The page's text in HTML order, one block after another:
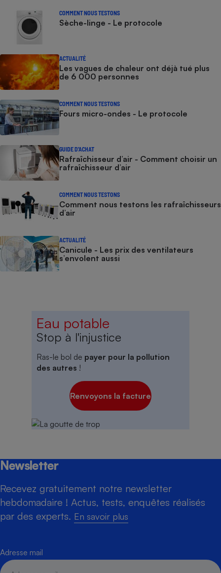
COMMENT NOUS TESTONS
Sèche-linge - Le protocole
ACTUALITÉ
Les vagues de chaleur ont déjà tué plus
de 6 000 personnes
COMMENT NOUS TESTONS
Fours micro-ondes - Le protocole
GUIDE D'ACHAT
Rafraîchisseur d’air - Comment choisir un
rafraîchisseur d’air
COMMENT NOUS TESTONS
Comment nous testons les rafraîchisseurs
d’air
ACTUALITÉ
Canicule - Les prix des ventilateurs
s’envolent aussi
Eau potable
Stop à l'injustice
Ras-le bol de payer pour la pollution
des autres !
Renvoyons la facture
Newsletter
Recevez gratuitement notre newsletter
hebdomadaire ! Actus, tests, enquêtes réalisés
par des experts. En savoir plus
Adresse mail